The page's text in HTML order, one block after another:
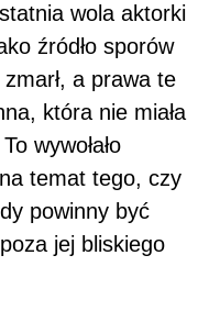
wola aktorki
źródło sporów
a prawa te
która nie miała
wywołało
temat tego, czy
powinny być
jej bliskiego